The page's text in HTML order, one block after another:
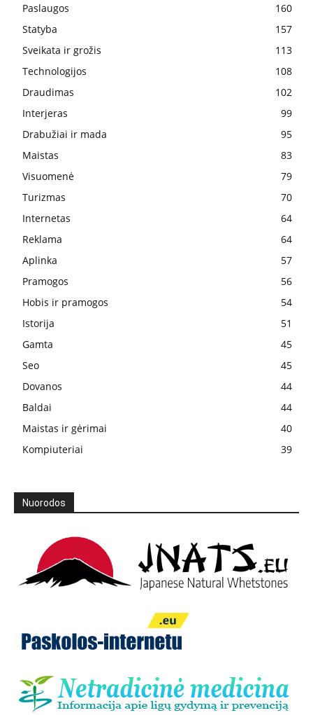
Paslaugos
160
Statyba
157
Sveikata ir grožis
113
Technologijos
108
Draudimas
102
Interjeras
99
Drabužiai ir mada
95
Maistas
83
Visuomenė
79
Turizmas
70
Internetas
64
Reklama
64
Aplinka
57
Pramogos
56
Hobis ir pramogos
54
Istorija
51
Gamta
45
Seo
45
Dovanos
44
Baldai
44
Maistas ir gėrimai
40
Kompiuteriai
39
Nuorodos